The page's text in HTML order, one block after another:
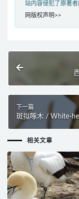
站内容侵犯了原著者
网版权声明>>
下一篇
斑拟啄木 / White-
leucocephalus
相关文章